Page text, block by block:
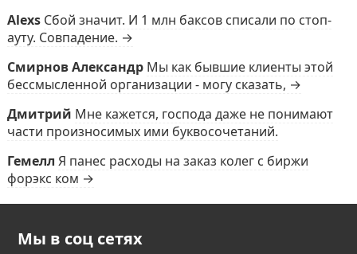
Alexs Сбой значит. И 1 млн баксов списали по стоп-
ауту. Совпадение. →
Смирнов Александр Мы как бывшие клиенты этой
бессмысленной организации - могу сказать, →
Дмитрий Мне кажется, господа даже не понимают
части произносимых ими буквосочетаний.
Гемелл Я панес расходы на заказ колег с биржи
форэкс ком →
Мы в соц сетях